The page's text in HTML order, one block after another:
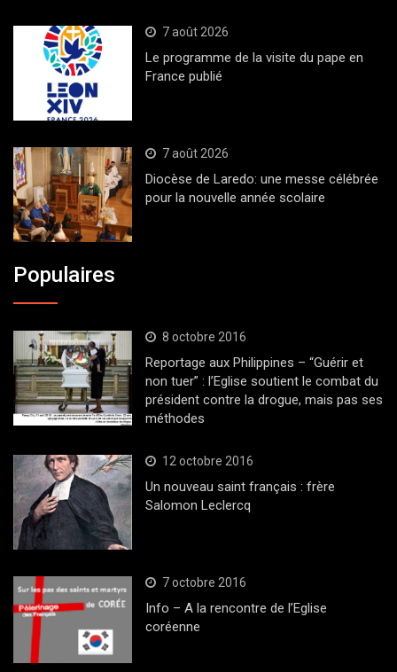
7 août 2026
Le programme de la visite du pape en
France publié
7 août 2026
Diocèse de Laredo: une messe célébrée
pour la nouvelle année scolaire
Populaires
8 octobre 2016
Reportage aux Philippines – “Guérir et
non tuer” : l’Eglise soutient le combat du
président contre la drogue, mais pas ses
méthodes
12 octobre 2016
Un nouveau saint français : frère
Salomon Leclercq
7 octobre 2016
Info – A la rencontre de l’Eglise
coréenne